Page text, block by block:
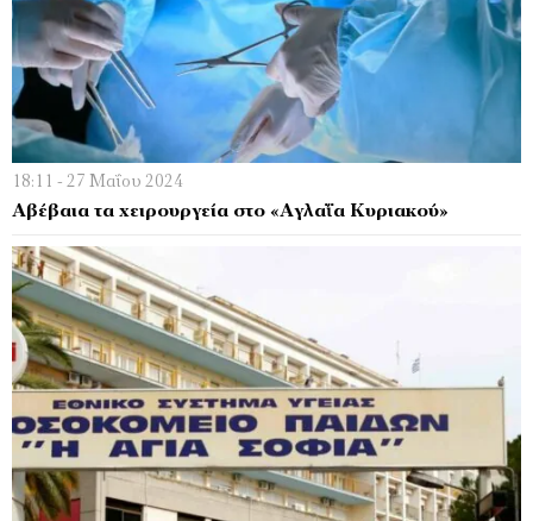
18:11 - 27 Μαΐου 2024
Αβέβαια τα χειρουργεία στο «Αγλαΐα Κυριακού»